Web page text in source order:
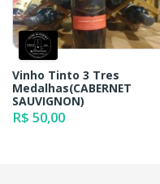
Vinho Tinto 3 Tres
Medalhas(CABERNET
SAUVIGNON)
R$ 50,00